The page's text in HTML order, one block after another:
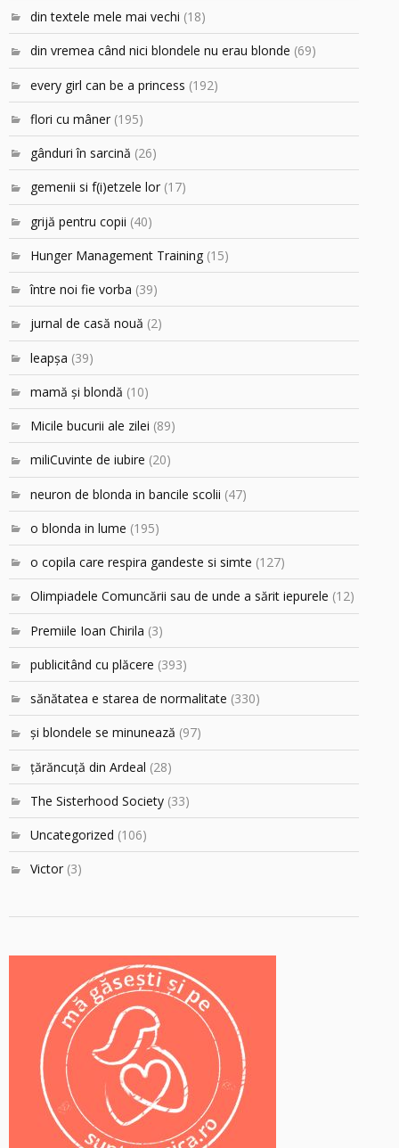
din textele mele mai vechi (18)
din vremea când nici blondele nu erau blonde (69)
every girl can be a princess (192)
flori cu mâner (195)
gânduri în sarcină (26)
gemenii si f(i)etzele lor (17)
grijă pentru copii (40)
Hunger Management Training (15)
între noi fie vorba (39)
jurnal de casă nouă (2)
leapşa (39)
mamă şi blondă (10)
Micile bucurii ale zilei (89)
miliCuvinte de iubire (20)
neuron de blonda in bancile scolii (47)
o blonda in lume (195)
o copila care respira gandeste si simte (127)
Olimpiadele Comuncării sau de unde a sărit iepurele (12)
Premiile Ioan Chirila (3)
publicitând cu plăcere (393)
sănătatea e starea de normalitate (330)
şi blondele se minunează (97)
ţărăncuţă din Ardeal (28)
The Sisterhood Society (33)
Uncategorized (106)
Victor (3)